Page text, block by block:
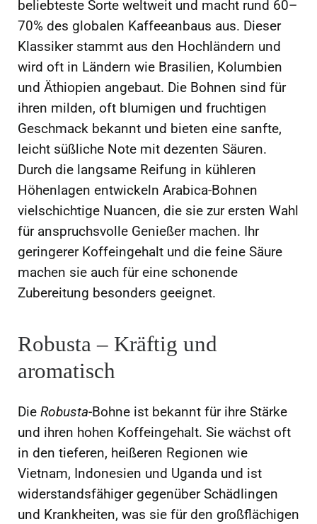
beliebteste Sorte weltweit und macht rund 60–
70% des globalen Kaffeeanbaus aus. Dieser
Klassiker stammt aus den Hochländern und
wird oft in Ländern wie Brasilien, Kolumbien
und Äthiopien angebaut. Die Bohnen sind für
ihren milden, oft blumigen und fruchtigen
Geschmack bekannt und bieten eine sanfte,
leicht süßliche Note mit dezenten Säuren.
Durch die langsame Reifung in kühleren
Höhenlagen entwickeln Arabica-Bohnen
vielschichtige Nuancen, die sie zur ersten Wahl
für anspruchsvolle Genießer machen. Ihr
geringerer Koffeingehalt und die feine Säure
machen sie auch für eine schonende
Zubereitung besonders geeignet.
Robusta – Kräftig und
aromatisch
Die Robusta-Bohne ist bekannt für ihre Stärke
und ihren hohen Koffeingehalt. Sie wächst oft
in den tieferen, heißeren Regionen wie
Vietnam, Indonesien und Uganda und ist
widerstandsfähiger gegenüber Schädlingen
und Krankheiten, was sie für den großflächigen